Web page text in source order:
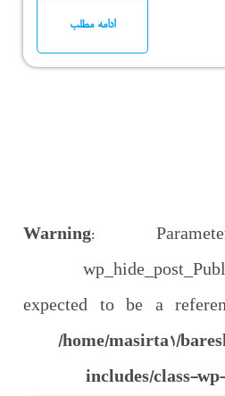
ادامه مطلب
Warning:
expected to be a
/home/masirta1/
includes/class-